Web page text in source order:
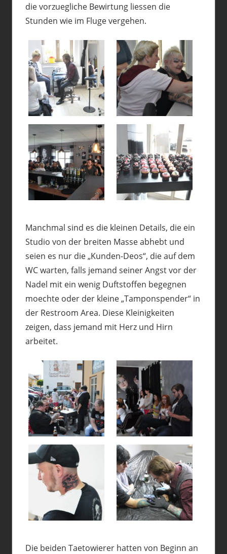
die vorzuegliche Bewirtung liessen die
Stunden wie im Fluge vergehen.
Manchmal sind es die kleinen Details, die ein
Studio von der breiten Masse abhebt und
seien es nur die „Kunden-Deos“, die auf dem
WC warten, falls jemand seiner Angst vor der
Nadel mit ein wenig Duftstoffen begegnen
moechte oder der kleine „Tamponspender“ in
der Restroom Area. Diese Kleinigkeiten
zeigen, dass jemand mit Herz und Hirn
arbeitet.
Die beiden Taetowierer hatten von Beginn an